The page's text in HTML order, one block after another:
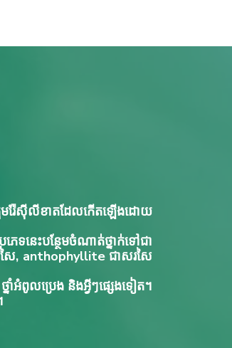
រ៉ែស៊ីលីខាតដែលកើតឡើងដោយ
ទនេះបន្ថែមចំណាត់ថ្នាក់ទៅជា
ៃ, anthophyllite ជាសរសៃ
នាំអំពូលប្រេង និងអ្វីៗផ្សេងទៀត។